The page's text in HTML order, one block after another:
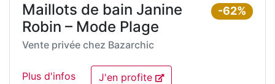
-62%
Maillots de bain Janine
Robin – Mode Plage
Vente privée chez Bazarchic
Plus d'infos J'en profite